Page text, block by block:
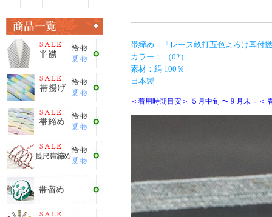
帯締め 「レース畝打五色よろけ耳付
カラー： （02）
素材：絹 100％
日本製
＜着用時期目安＞ ５月中旬 〜 9 月末＝＜